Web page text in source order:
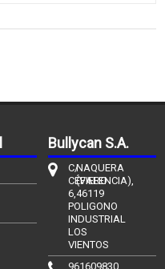
Bullycan S.A.
C/
CÉFIERO
6,
POLIGONO
INDUSTRIAL
LOS
VIENTOS
NAQUERA
(VALENCIA),
46119
961609830